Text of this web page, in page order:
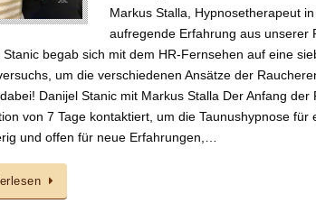
Markus Stalla, Hypnosetherapeut
aufregende Erfahrung aus unserer
Stanic begab sich mit dem HR-Fernsehen auf eine
um die verschiedenen Ansätze der
Danijel Stanic mit Markus Stalla Der Anfang
von 7 Tage kontaktiert, um die Taunushypnose für
und offen für neue Erfahrungen,…